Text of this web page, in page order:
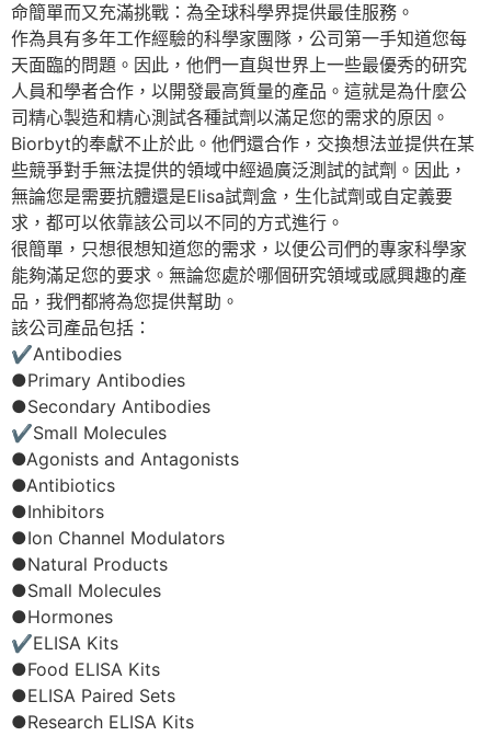
命簡單而又充滿挑戰：為全球科學界提供最佳服務。
作為具有多年工作經驗的科學家團隊，公司第一手知道您每
天面臨的問題。因此，他們一直與世界上一些最優秀的研究
人員和學者合作，以開發最高質量的產品。這就是為什麼公
司精心製造和精心測試各種試劑以滿足您的需求的原因。
Biorbyt的奉獻不止於此。他們還合作，交換想法並提供在某
些競爭對手無法提供的領域中經過廣泛測試的試劑。因此，
無論您是需要抗體還是Elisa試劑盒，生化試劑或自定義要
求，都可以依靠該公司以不同的方式進行。
很簡單，只想很想知道您的需求，以便公司們的專家科學家
能夠滿足您的要求。無論您處於哪個研究領域或感興趣的產
品，我們都將為您提供幫助。
該公司產品包括：
✔Antibodies
●Primary Antibodies
●Secondary Antibodies
✔Small Molecules
●Agonists and Antagonists
●Antibiotics
●Inhibitors
●Ion Channel Modulators
●Natural Products
●Small Molecules
●Hormones
✔ELISA Kits
●Food ELISA Kits
●ELISA Paired Sets
●Research ELISA Kits